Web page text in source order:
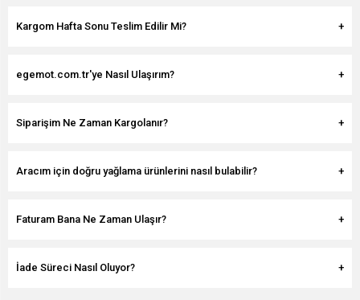
Kargom Hafta Sonu Teslim Edilir Mi?
egemot.com.tr'ye Nasıl Ulaşırım?
Siparişim Ne Zaman Kargolanır?
Aracım için doğru yağlama ürünlerini nasıl bulabilir?
Faturam Bana Ne Zaman Ulaşır?
İade Süreci Nasıl Oluyor?